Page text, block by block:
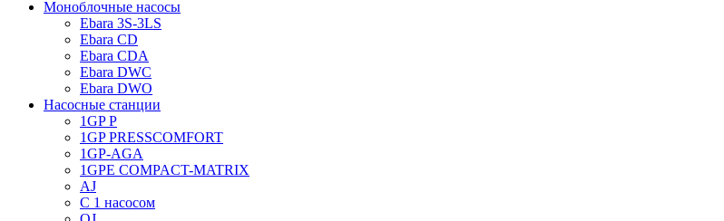
Моноблочные насосы
Ebara 3S-3LS
Ebara CD
Ebara CDA
Ebara DWC
Ebara DWO
Насосные станции
1GP P
1GP PRESSCOMFORT
1GP-AGA
1GPE COMPACT-MATRIX
AJ
C 1 насосом